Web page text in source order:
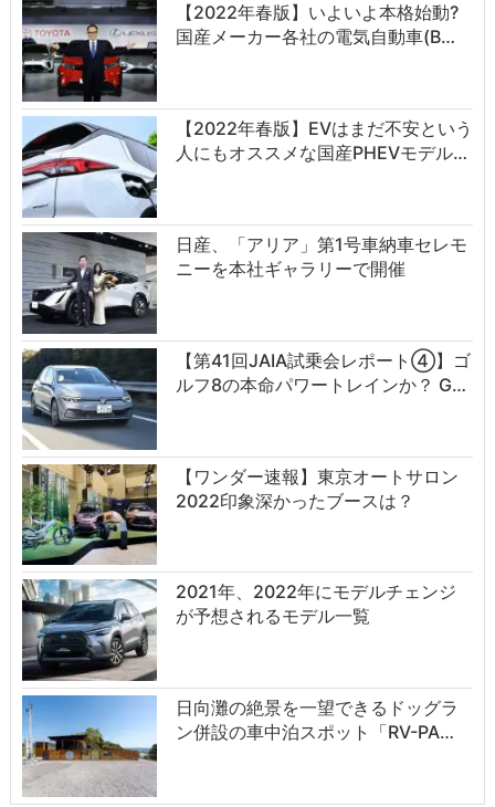
【2022年春版】いよいよ本格始動?
国産メーカー各社の電気自動車(B…
【2022年春版】EVはまだ不安という
人にもオススメな国産PHEVモデル…
日産、「アリア」第1号車納車セレモ
ニーを本社ギャラリーで開催
【第41回JAIA試乗会レポート④】ゴ
ルフ8の本命パワートレインか？ G…
【ワンダー速報】東京オートサロン
2022印象深かったブースは？
2021年、2022年にモデルチェンジ
が予想されるモデル一覧
日向灘の絶景を一望できるドッグラ
ン併設の車中泊スポット「RV-PA…